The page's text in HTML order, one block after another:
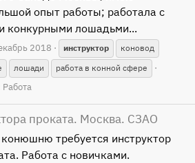
опыт работы; работала с
конкурными лошадьми...
2018 инструктор
коновод
лошади работа в конной сфере
Работа
проката. Москва. СЗАО
требуется инструктор
Работа с новичками.